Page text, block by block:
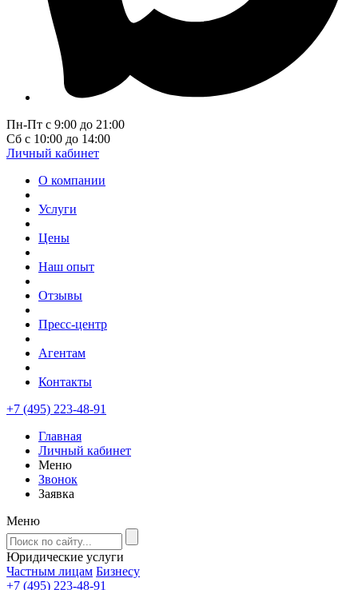
Пн-Пт с 9:00 до 21:00
Сб с 10:00 до 14:00
Личный кабинет
О компании
Услуги
Цены
Наш опыт
Отзывы
Пресс-центр
Агентам
Контакты
+7 (495) 223-48-91
Главная
Личный кабинет
Меню
Звонок
Заявка
Меню
Юридические услуги
Частным лицам Бизнесу
+7 (495) 223-48-91